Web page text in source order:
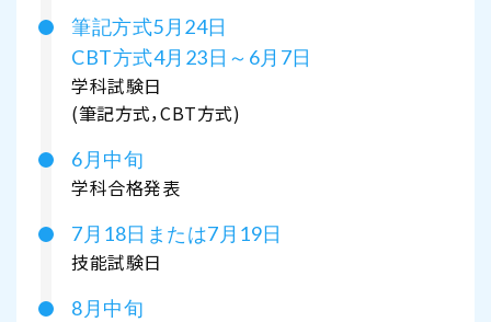
筆記方式5月24日
CBT方式4月23日～6月7日
学科試験日
(筆記方式，CBT方式)
6月中旬
学科合格発表
7月18日または7月19日
技能試験日
8月中旬